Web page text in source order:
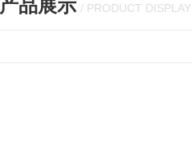
产品展示 / PRODUCT DISPLAY